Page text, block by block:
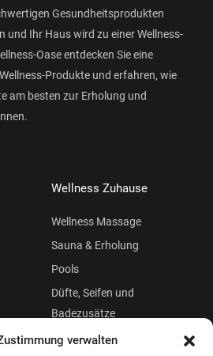
verwalten
Gesundheitsprodukten
und Ihr Haus wird zu einer Wellness-
Oase entdecken Sie eine
Produkte und erfahren, wie
am besten zur Erholung und
Wellness Zuhause
Wellness Massage
Sauna & Erholung
Pools
Düfte, Seifen und
Badezusätze
Beauty